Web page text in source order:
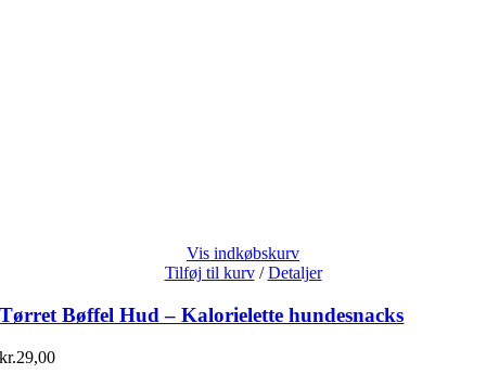
Vis indkøbskurv
Tilføj til kurv / Detaljer
Tørret Bøffel Hud – Kalorielette hundesnacks
kr.29,00